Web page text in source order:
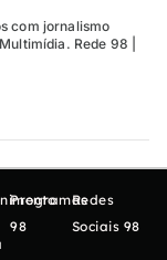
com jornalismo
Rede 98 |
Programas
98
Redes
Sociais 98